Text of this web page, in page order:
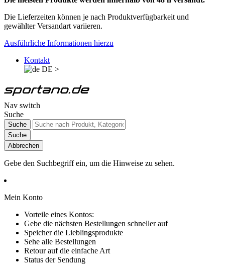
Die Lieferzeiten können je nach Produktverfügbarkeit und
gewählter Versandart variieren.
Ausführliche Informationen hierzu
Kontakt
DE >
Nav switch
Suche
Suche
Suche
Abbrechen
Gebe den Suchbegriff ein, um die Hinweise zu sehen.
Mein Konto
Vorteile eines Kontos:
Gebe die nächsten Bestellungen schneller auf
Speicher die Lieblingsprodukte
Sehe alle Bestellungen
Retour auf die einfache Art
Status der Sendung